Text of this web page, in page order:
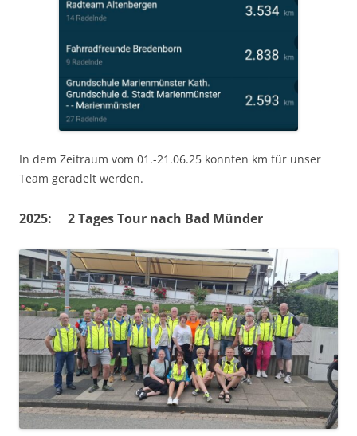
In dem Zeitraum vom 01.-21.06.25 konnten km für unser
Team geradelt werden.
2025: 2 Tages Tour nach Bad Münder